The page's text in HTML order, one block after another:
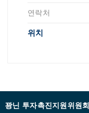
연락처
위치
꽝닌 투자촉진지원위원회